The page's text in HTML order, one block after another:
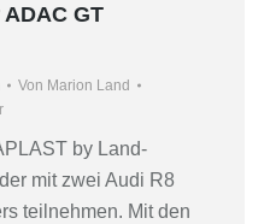
GT
Von Marion Land
by Land-
mit zwei Audi R8
teilnehmen. Mit den